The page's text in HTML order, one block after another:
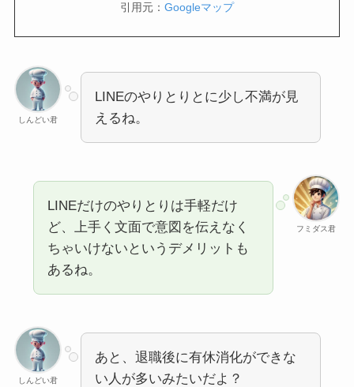
引用元： Googleマップ
しんどい君
LINEのやりとりとに少し不満が見
えるね。
フミダス君
LINEだけのやりとりは手軽だけ
ど、上手く文面で意図を伝えなく
ちゃいけないというデメリットも
あるね。
しんどい君
あと、退職後に有休消化ができな
い人が多いみたいだよ？